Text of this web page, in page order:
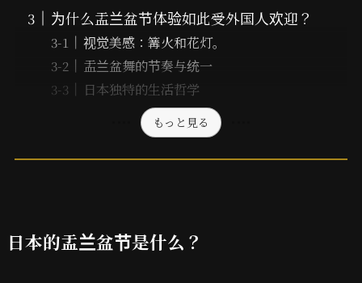
为什么盂兰盆节体验如此受外国人欢迎？
视觉美感：篝火和花灯。
盂兰盆舞的节奏与统一
日本独特的生活哲学
もっと見る
日本的盂兰盆节是什么？